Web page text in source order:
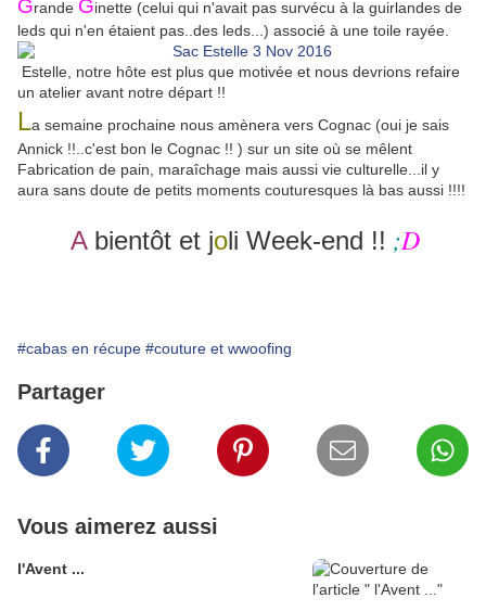
Grande Ginette (celui qui n'avait pas survécu à la guirlandes de
leds qui n'en étaient pas..des leds...) associé à une toile rayée.
Estelle, notre hôte est plus que motivée et nous devrions refaire
un atelier avant notre départ !!
La semaine prochaine nous amènera vers Cognac (oui je sais
Annick !!..c'est bon le Cognac !! ) sur un site où se mêlent
Fabrication de pain, maraîchage mais aussi vie culturelle...il y
aura sans doute de petits moments couturesques là bas aussi !!!!
Abientôt et joli Week-end !! ;D
#cabas en récupe #couture et wwoofing
Partager
Vous aimerez aussi
l'Avent ...